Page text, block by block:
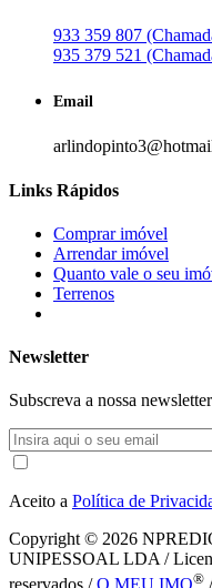
933 359 807
935 379 521
Email
Links Rápidos
Comprar imóvel
Arrendar imóvel
Quanto vale o seu
Terrenos
Newsletter
Subscreva a nossa newsletter
Aceito a Política de
Copyright © 2026
UNIPESSOAL LDA /
reservados /O MEU IMO®